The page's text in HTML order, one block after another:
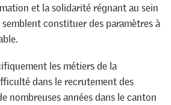
et la solidarité régnant au sein
constituer des paramètres à
les métiers de la
dans le recrutement des
nombreuses années dans le canton